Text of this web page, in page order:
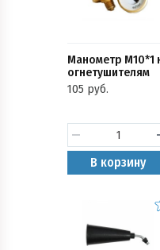
Манометр М10*1
огнетушителям
(ОП)
105 руб.
В корзину